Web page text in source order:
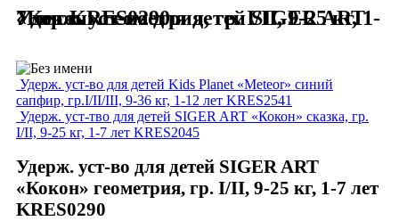
Удерж. уст-во для детей SIGER ART «Кокон» геометрия, гр. I/II, 9-25 кг, 1-7 лет KRES0290
Удерж. уст-во для детей Kids Planet «Meteor» синий
сапфир, гр.I/II/III, 9-36 кг, 1-12 лет KRES2541
Удерж. уст-тво для детей SIGER ART «Кокон» сказка, гр.
I/II, 9-25 кг, 1-7 лет KRES2045
Удерж. уст-во для детей SIGER ART
«Кокон» геометрия, гр. I/II, 9-25 кг, 1-7 лет
KRES0290